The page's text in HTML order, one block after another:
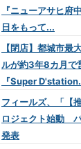
『ニューアサヒ府
日をもって...
【閉店】都城市最
ルが約3年8カ月で
『Super
フィールズ、「【
ロジェクト始動
発表